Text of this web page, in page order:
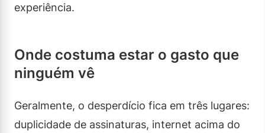
experiência.
Onde costuma estar o gasto que
ninguém vê
Geralmente, o desperdício fica em três lugares:
duplicidade de assinaturas, internet acima do